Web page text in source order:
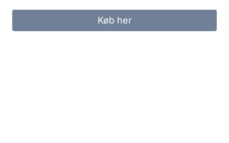
Køb her